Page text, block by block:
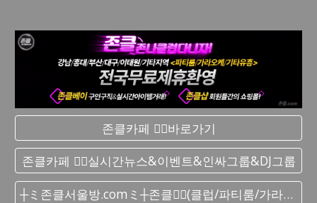
존클카페 ❤️‍🔥바로가기
존클카페 ❤️‍🔥실시간 뉴스&이벤트&인싸그룹&DJ그룹
┼ミ존클서울방.comミ┼존클❤️‍🔥(클럽/파티룸/가라오케) - 단톡방